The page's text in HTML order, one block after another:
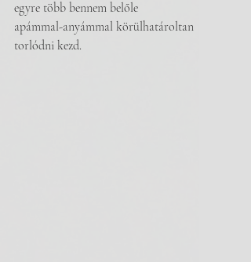
egyre több bennem belőle
apámmal-anyámmal körülhatároltan
torlódni kezd.